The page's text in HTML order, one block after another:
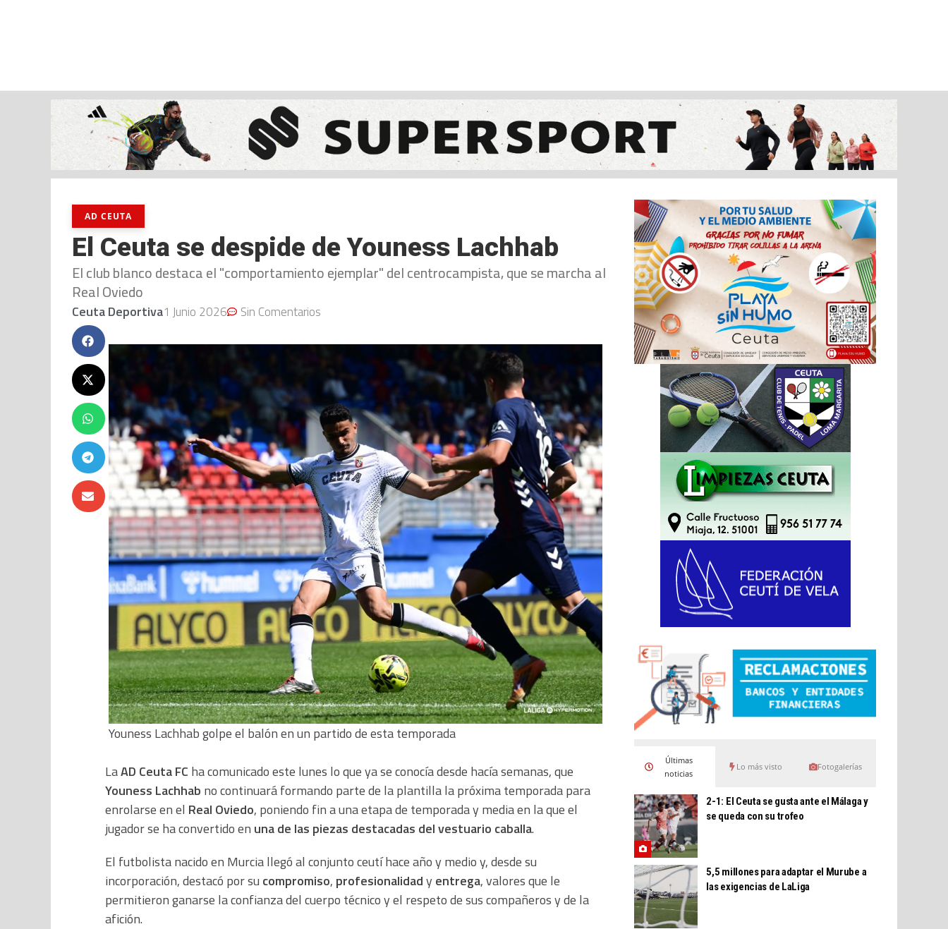
AD CEUTA
El Ceuta se despide de Youness Lachhab
El club blanco destaca el "comportamiento ejemplar" del centrocampista, que se marcha al
Real Oviedo
Ceuta Deportiva1 Junio 2026 Sin Comentarios
Youness Lachhab golpe el balón en un partido de esta temporada
LaAD Ceuta FC ha comunicado este lunes lo que ya se conocía desde hacía semanas, que
Youness Lachhab no continuará formando parte de la plantilla la próxima temporada para
enrolarse en el Real Oviedo, poniendo fin a una etapa de temporada y media en la que el
jugador se ha convertido en una de las piezas destacadas del vestuario caballa.
El futbolista nacido en Murcia llegó al conjunto ceutí hace año y medio y, desde su
incorporación, destacó por su compromiso, profesionalidady entrega, valores que le
permitieron ganarse la confianza del cuerpo técnico y el respeto de sus compañeros y de la
afición.
Últimas
noticias
Lo más visto Fotogalerías
2-1: El Ceuta se gusta ante el Málaga y
se queda con su trofeo
5,5 millones para adaptar el Murube a
las exigencias de LaLiga